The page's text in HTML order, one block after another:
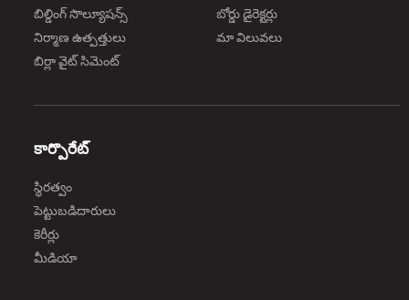
బిల్డింగ్ సొల్యూషన్స్
నిర్మాణ ఉత్పత్తులు
బిర్లా వైట్ సిమెంట్
బోర్డు డైరెక్టర్లు
మా విలువలు
కార్పొరేట్
స్థిరత్వం
పెట్టుబడిదారులు
కెరీర్లు
మీడియా